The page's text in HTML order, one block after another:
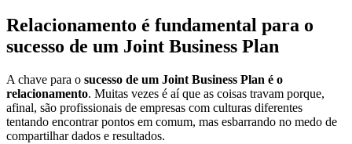
Relacionamento é fundamental para o
sucesso de um Joint Business Plan
A chave para o sucesso de um Joint Business Plan é o
relacionamento. Muitas vezes é aí que as coisas travam porque,
afinal, são profissionais de empresas com culturas diferentes
tentando encontrar pontos em comum, mas esbarrando no medo de
compartilhar dados e resultados.